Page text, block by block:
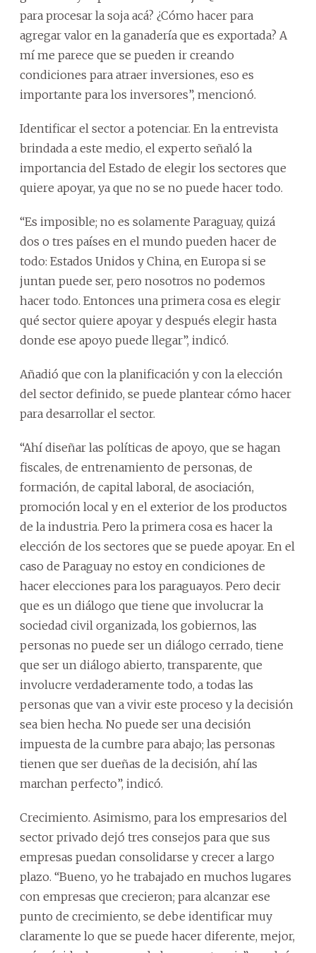
para procesar la soja acá? ¿Cómo hacer para
agregar valor en la ganadería que es exportada? A
mí me parece que se pueden ir creando
condiciones para atraer inversiones, eso es
importante para los inversores”, mencionó.
Identificar el sector a potenciar. En la entrevista
brindada a este medio, el experto señaló la
importancia del Estado de elegir los sectores que
quiere apoyar, ya que no se no puede hacer todo.
“Es imposible; no es solamente Paraguay, quizá
dos o tres países en el mundo pueden hacer de
todo: Estados Unidos y China, en Europa si se
juntan puede ser, pero nosotros no podemos
hacer todo. Entonces una primera cosa es elegir
qué sector quiere apoyar y después elegir hasta
donde ese apoyo puede llegar”, indicó.
Añadió que con la planificación y con la elección
del sector definido, se puede plantear cómo hacer
para desarrollar el sector.
“Ahí diseñar las políticas de apoyo, que se hagan
fiscales, de entrenamiento de personas, de
formación, de capital laboral, de asociación,
promoción local y en el exterior de los productos
de la industria. Pero la primera cosa es hacer la
elección de los sectores que se puede apoyar. En el
caso de Paraguay no estoy en condiciones de
hacer elecciones para los paraguayos. Pero decir
que es un diálogo que tiene que involucrar la
sociedad civil organizada, los gobiernos, las
personas no puede ser un diálogo cerrado, tiene
que ser un diálogo abierto, transparente, que
involucre verdaderamente todo, a todas las
personas que van a vivir este proceso y la decisión
sea bien hecha. No puede ser una decisión
impuesta de la cumbre para abajo; las personas
tienen que ser dueñas de la decisión, ahí las
marchan perfecto”, indicó.
Crecimiento. Asimismo, para los empresarios del
sector privado dejó tres consejos para que sus
empresas puedan consolidarse y crecer a largo
plazo. “Bueno, yo he trabajado en muchos lugares
con empresas que crecieron; para alcanzar ese
punto de crecimiento, se debe identificar muy
claramente lo que se puede hacer diferente, mejor,